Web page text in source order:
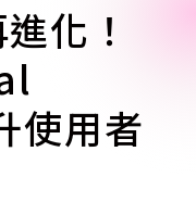
化！
使用者